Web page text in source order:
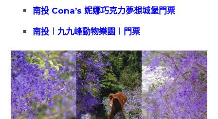
南投 Cona’s 妮娜巧克力夢想城堡門票
南投︱九九峰動物樂園︱門票